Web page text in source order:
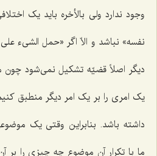
وجود ندارد ولی بالأخره باید یک
نفسه» نباشد و الاّ اگر «حمل الشیء
دیگر اصلاً قضیّه تشکیل نمی‌شود
یک امری را بر یک امر دیگر منطبق
داشته باشد. بنابراین وقتی یک
ما با تکرار آن موضوع چه چیزی را